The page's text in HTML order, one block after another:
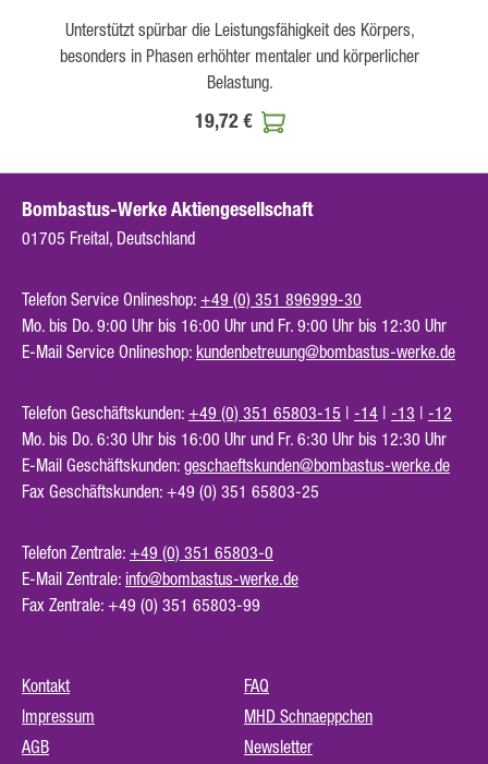
Unterstützt spürbar die Leistungsfähigkeit des Körpers,
besonders in Phasen erhöhter mentaler und körperlicher
Belastung.
19,72 €
Bombastus-Werke Aktiengesellschaft
01705 Freital, Deutschland
Telefon Service Onlineshop: +49 (0) 351 896999-30
Mo. bis Do. 9:00 Uhr bis 16:00 Uhr und Fr. 9:00 Uhr bis 12:30 Uhr
E-Mail Service Onlineshop: kundenbetreuung@bombastus-werke.de
Telefon Geschäftskunden: +49 (0) 351 65803-15 -14 -13
-12
Mo. bis Do. 6:30 Uhr bis 16:00 Uhr und Fr. 6:30 Uhr bis 12:30 Uhr
E-Mail Geschäftskunden: geschaeftskunden@bombastus-werke.de
Fax Geschäftskunden: +49 (0) 351 65803-25
Telefon Zentrale: +49 (0) 351 65803-0
E-Mail Zentrale: info@bombastus-werke.de
Fax Zentrale: +49 (0) 351 65803-99
Kontakt
Impressum
AGB
FAQ
MHD Schnaeppchen
Newsletter